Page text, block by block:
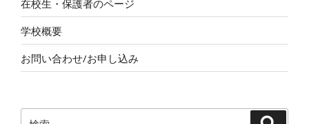
在校生・保護者のページ
学校概要
お問い合わせ/お申し込み